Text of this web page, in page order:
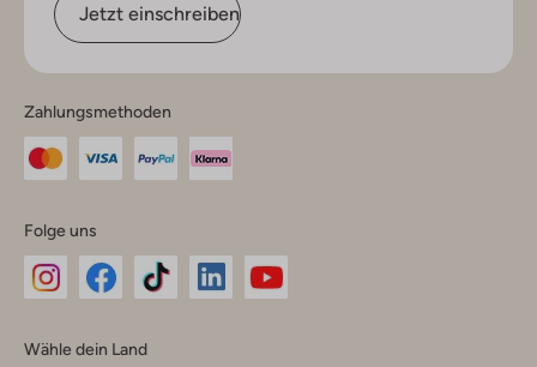
Jetzt einschreiben
Zahlungsmethoden
Folge uns
Wähle dein Land